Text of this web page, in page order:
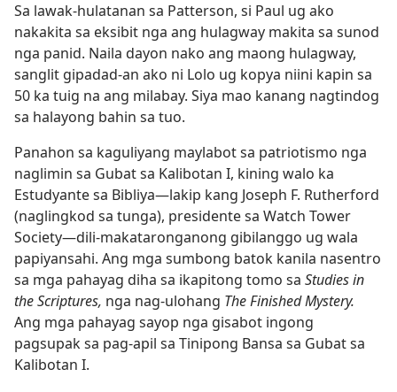
Sa lawak-hulatanan sa Patterson, si Paul ug ako
nakakita sa eksibit nga ang hulagway makita sa sunod
nga panid. Naila dayon nako ang maong hulagway,
sanglit gipadad-an ako ni Lolo ug kopya niini kapin sa
50 ka tuig na ang milabay. Siya mao kanang nagtindog
sa halayong bahin sa tuo.
Panahon sa kaguliyang maylabot sa patriotismo nga
naglimin sa Gubat sa Kalibotan I, kining walo ka
Estudyante sa Bibliya—lakip kang Joseph F. Rutherford
(naglingkod sa tunga), presidente sa Watch Tower
Society—dili-makataronganong gibilanggo ug wala
papiyansahi. Ang mga sumbong batok kanila nasentro
sa mga pahayag diha sa ikapitong tomo sa Studies in
the Scriptures, nga nag-ulohang The Finished Mystery.
Ang mga pahayag sayop nga gisabot ingong
pagsupak sa pag-apil sa Tinipong Bansa sa Gubat sa
Kalibotan I.